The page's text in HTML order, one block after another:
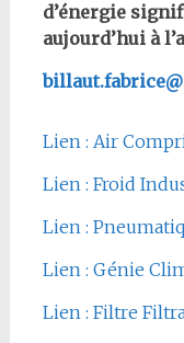
d’énergie
aujourd’hui à
Lien : Air
Lien : Froid
Lien :
Lien : Génie
Lien : Filtre